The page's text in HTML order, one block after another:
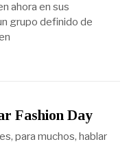
ahora en sus
grupo definido de
Fashion Day
para muchos, hablar